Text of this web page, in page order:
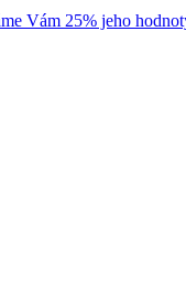
Vám 25% jeho